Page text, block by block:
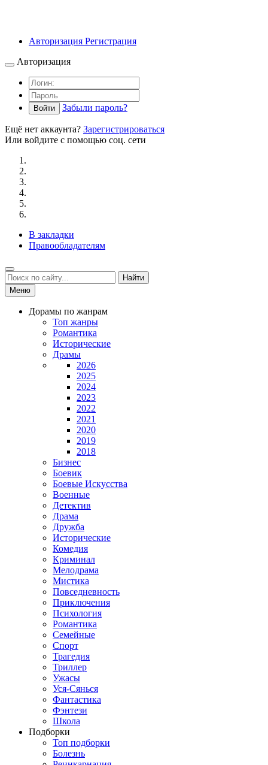
Авторизация Регистрация
Авторизация
Войти Забыли пароль?
Ещё нет аккаунта? Зарегистрироваться
Или войдите с помощью соц. сети
В закладки
Правообладателям
Найти
Меню
Дорамы по жанрам
Топ жанры
Романтика
Исторические
Драмы
2026
2025
2024
2023
2022
2021
2020
2019
2018
Бизнес
Боевик
Боевые Искусства
Военные
Детектив
Драма
Дружба
Исторические
Комедия
Криминал
Мелодрама
Мистика
Повседневность
Приключения
Психология
Романтика
Семейные
Спорт
Трагедия
Триллер
Ужасы
Уся-Сянься
Фантастика
Фэнтези
Школа
Подборки
Топ подборки
Болезнь